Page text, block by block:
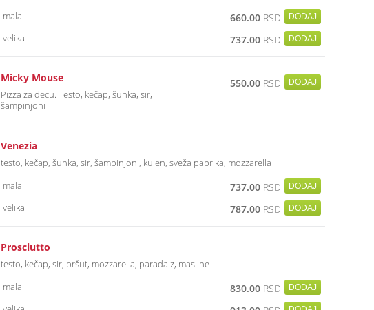
mala
660.00 RSD
velika 737.00 RSD
Micky Mouse
Pizza za decu. Testo, kečap, šunka, sir,
šampinjoni
550.00 RSD
Venezia
testo, kečap, šunka, sir, šampinjoni, kulen, sveža paprika, mozzarella
mala
737.00 RSD
velika 787.00 RSD
Prosciutto
testo, kečap, sir, pršut, mozzarella, paradajz, masline
mala
830.00 RSD